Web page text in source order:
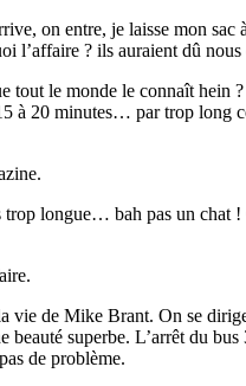
on entre, je laisse mon sac
l’affaire ? ils auraient dû
le monde le connaît hein
à 20 minutes… par trop long
longue… bah pas un chat
vie de Mike Brant. On se
superbe. L’arrêt du
de problème.